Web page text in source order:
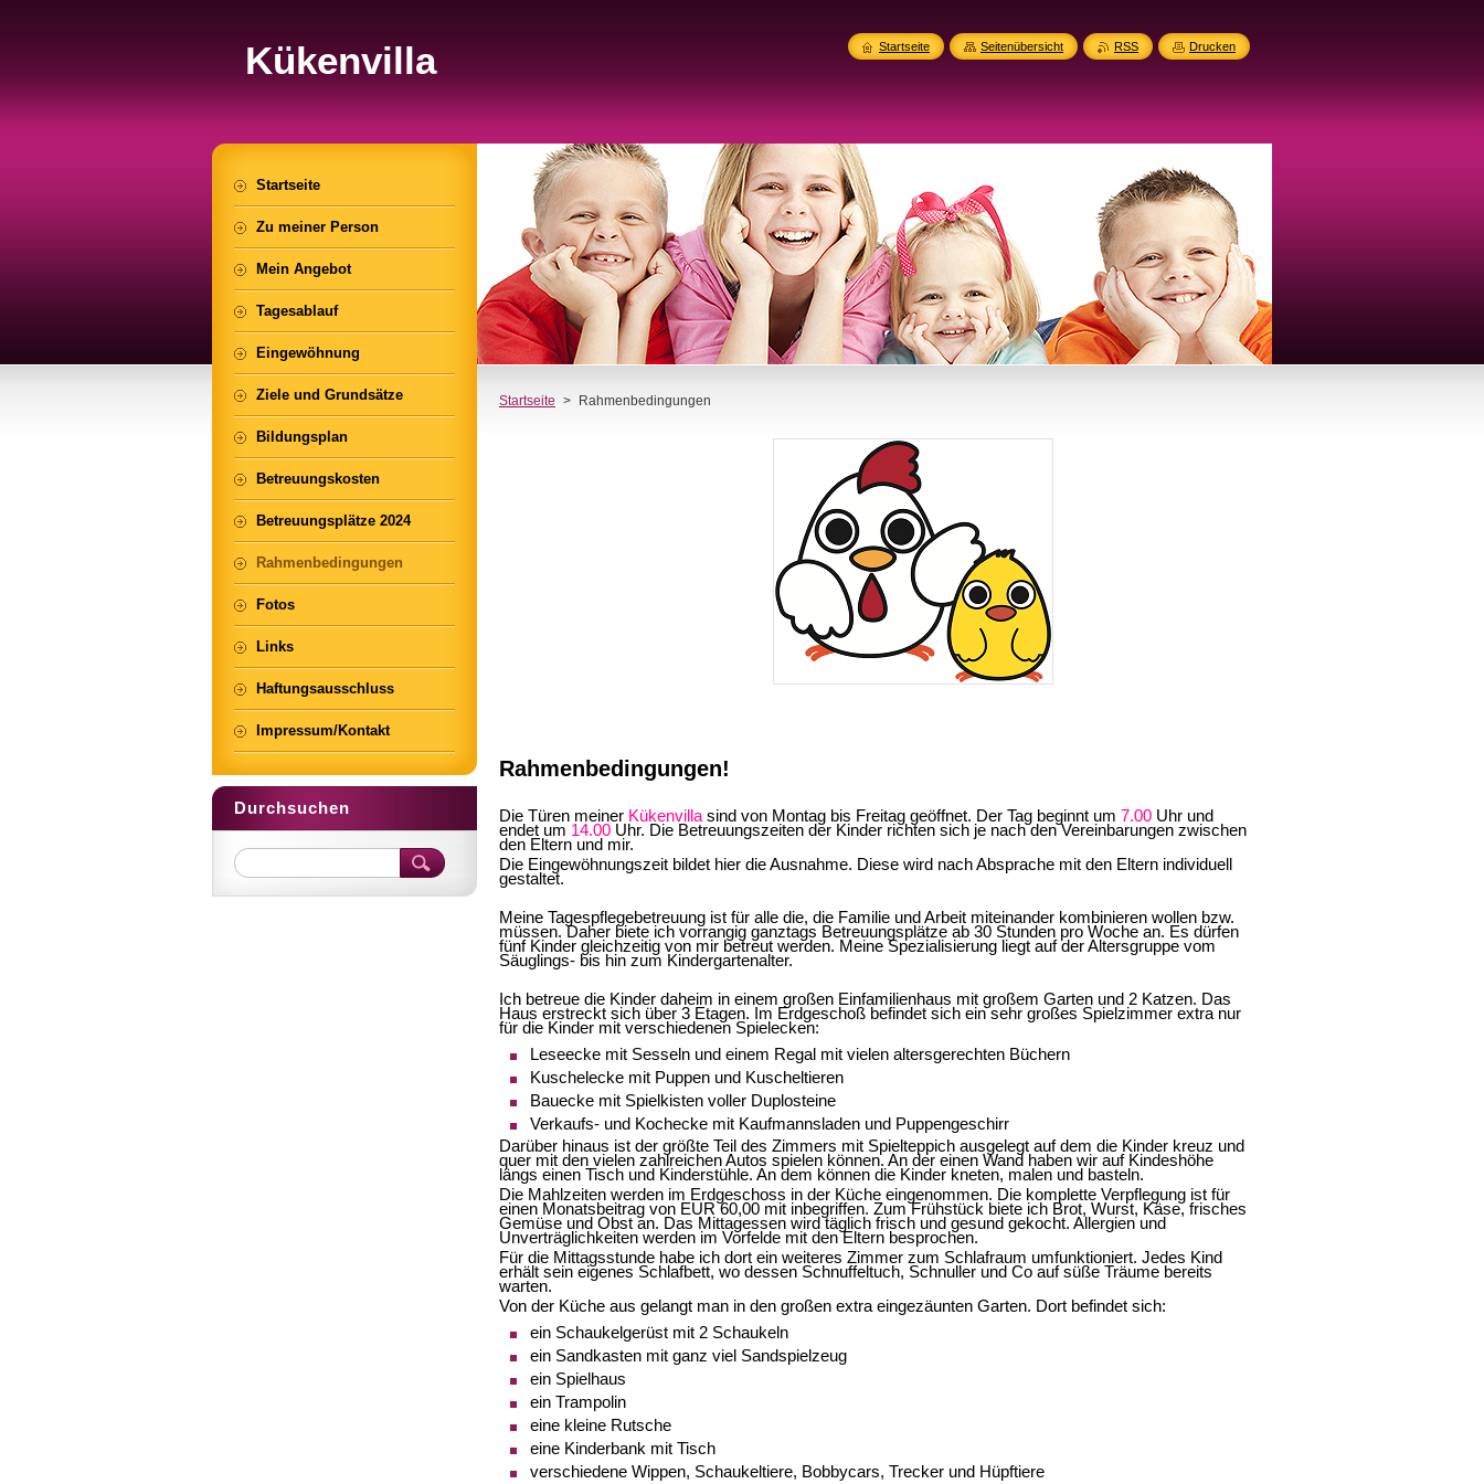
Kükenvilla
Startseite > Rahmenbedingungen
Rahmenbedingungen!
Die Türen meiner Kükenvilla sind von Montag bis Freitag geöffnet. Der Tag beginnt um 7.00 Uhr und
endet um 14.00 Uhr. Die Betreuungszeiten der Kinder richten sich je nach den Vereinbarungen zwischen
den Eltern und mir.
Die Eingewöhnungszeit bildet hier die Ausnahme. Diese wird nach Absprache mit den Eltern individuell
gestaltet.
Meine Tagespflegebetreuung ist für alle die, die Familie und Arbeit miteinander kombinieren wollen bzw.
müssen. Daher biete ich vorrangig ganztags Betreuungsplätze ab 30 Stunden pro Woche an. Es dürfen
fünf Kinder gleichzeitig von mir betreut werden. Meine Spezialisierung liegt auf der Altersgruppe vom
Säuglings- bis hin zum Kindergartenalter.
Ich betreue die Kinder daheim in einem großen Einfamilienhaus mit großem Garten und 2 Katzen. Das
Haus erstreckt sich über 3 Etagen. Im Erdgeschoß befindet sich ein sehr großes Spielzimmer extra nur
für die Kinder mit verschiedenen Spielecken:
Leseecke mit Sesseln und einem Regal mit vielen altersgerechten Büchern
Kuschelecke mit Puppen und Kuscheltieren
Bauecke mit Spielkisten voller Duplosteine
Verkaufs- und Kochecke mit Kaufmannsladen und Puppengeschirr
Darüber hinaus ist der größte Teil des Zimmers mit Spielteppich ausgelegt auf dem die Kinder kreuz und
quer mit den vielen zahlreichen Autos spielen können. An der einen Wand haben wir auf Kindeshöhe
längs einen Tisch und Kinderstühle. An dem können die Kinder kneten, malen und basteln.
Die Mahlzeiten werden im Erdgeschoss in der Küche eingenommen. Die komplette Verpflegung ist für
einen Monatsbeitrag von EUR 60,00 mit inbegriffen. Zum Frühstück biete ich Brot, Wurst, Käse, frisches
Gemüse und Obst an. Das Mittagessen wird täglich frisch und gesund gekocht. Allergien und
Unverträglichkeiten werden im Vorfelde mit den Eltern besprochen.
Für die Mittagsstunde habe ich dort ein weiteres Zimmer zum Schlafraum umfunktioniert. Jedes Kind
erhält sein eigenes Schlafbett, wo dessen Schnuffeltuch, Schnuller und Co auf süße Träume bereits
warten.
Von der Küche aus gelangt man in den großen extra eingezäunten Garten. Dort befindet sich:
ein Schaukelgerüst mit 2 Schaukeln
ein Sandkasten mit ganz viel Sandspielzeug
ein Spielhaus
ein Trampolin
eine kleine Rutsche
eine Kinderbank mit Tisch
verschiedene Wippen, Schaukeltiere, Bobbycars, Trecker und Hüpftiere
Startseite
Zu meiner Person
Mein Angebot
Tagesablauf
Eingewöhnung
Ziele und Grundsätze
Bildungsplan
Betreuungskosten
Betreuungsplätze 2024
Rahmenbedingungen
Fotos
Links
Haftungsausschluss
Impressum/Kontakt
Durchsuchen
Startseite Seitenübersicht RSS Drucken